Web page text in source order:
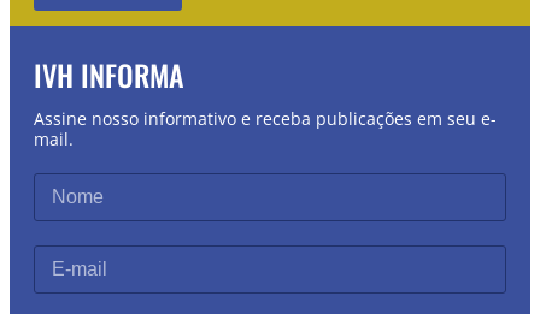
IVH INFORMA
Assine nosso informativo e receba publicações em seu e-
mail.